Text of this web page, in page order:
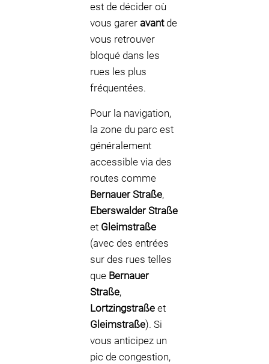
est de décider où
vous garer avantde
vous retrouver
bloqué dans les
rues les plus
fréquentées.
Pour la navigation,
la zone du parc est
généralement
accessible via des
routes comme
Bernauer Straße,
Eberswalder Straße
et Gleimstraße
(avec des entrées
sur des rues telles
que Bernauer
Straße,
Lortzingstraße et
Gleimstraße). Si
vous anticipez un
pic de congestion,